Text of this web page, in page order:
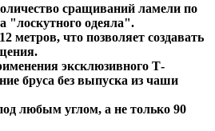
сращиваний ламели по
"лоскутного одеяла".
метров, что позволяет создавать
эксклюзивного Т-
бруса без выпуска из чаши
любым углом, а не только 90